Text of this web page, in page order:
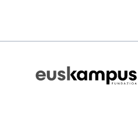
Fundazioa